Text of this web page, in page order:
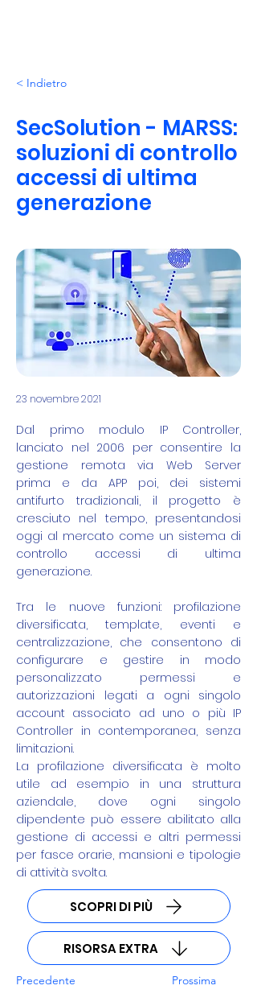
< Indietro
SecSolution - MARSS:
soluzioni di controllo
accessi di ultima
generazione
23 novembre 2021
Dal primo modulo IP Controller,
lanciato nel 2006 per consentire la
gestione remota via Web Server
prima e da APP poi, dei sistemi
antifurto tradizionali, il progetto è
cresciuto nel tempo, presentandosi
oggi al mercato come un sistema di
controllo accessi di ultima
generazione.
Tra le nuove funzioni: profilazione
diversificata, template, eventi e
centralizzazione, che consentono di
configurare e gestire in modo
personalizzato permessi e
autorizzazioni legati a ogni singolo
account associato ad uno o più IP
Controller in contemporanea, senza
limitazioni.
La profilazione diversificata è molto
utile ad esempio in una struttura
aziendale, dove ogni singolo
dipendente può essere abilitato alla
gestione di accessi e altri permessi
per fasce orarie, mansioni e tipologie
di attività svolta.
SCOPRI DI PIÙ
RISORSA EXTRA
Precedente Prossima